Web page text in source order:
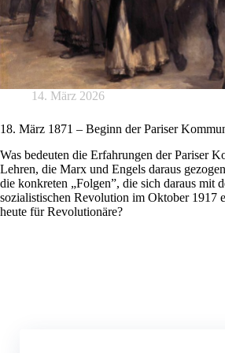
14. März 2026
18. März 1871 – Beginn der Pariser
Was bedeuten die Erfahrungen der Pariser
Lehren, die Marx und Engels daraus
die konkreten „Folgen”, die sich daraus mit
sozialistischen Revolution im Oktober 1917
heute für Revolutionäre?